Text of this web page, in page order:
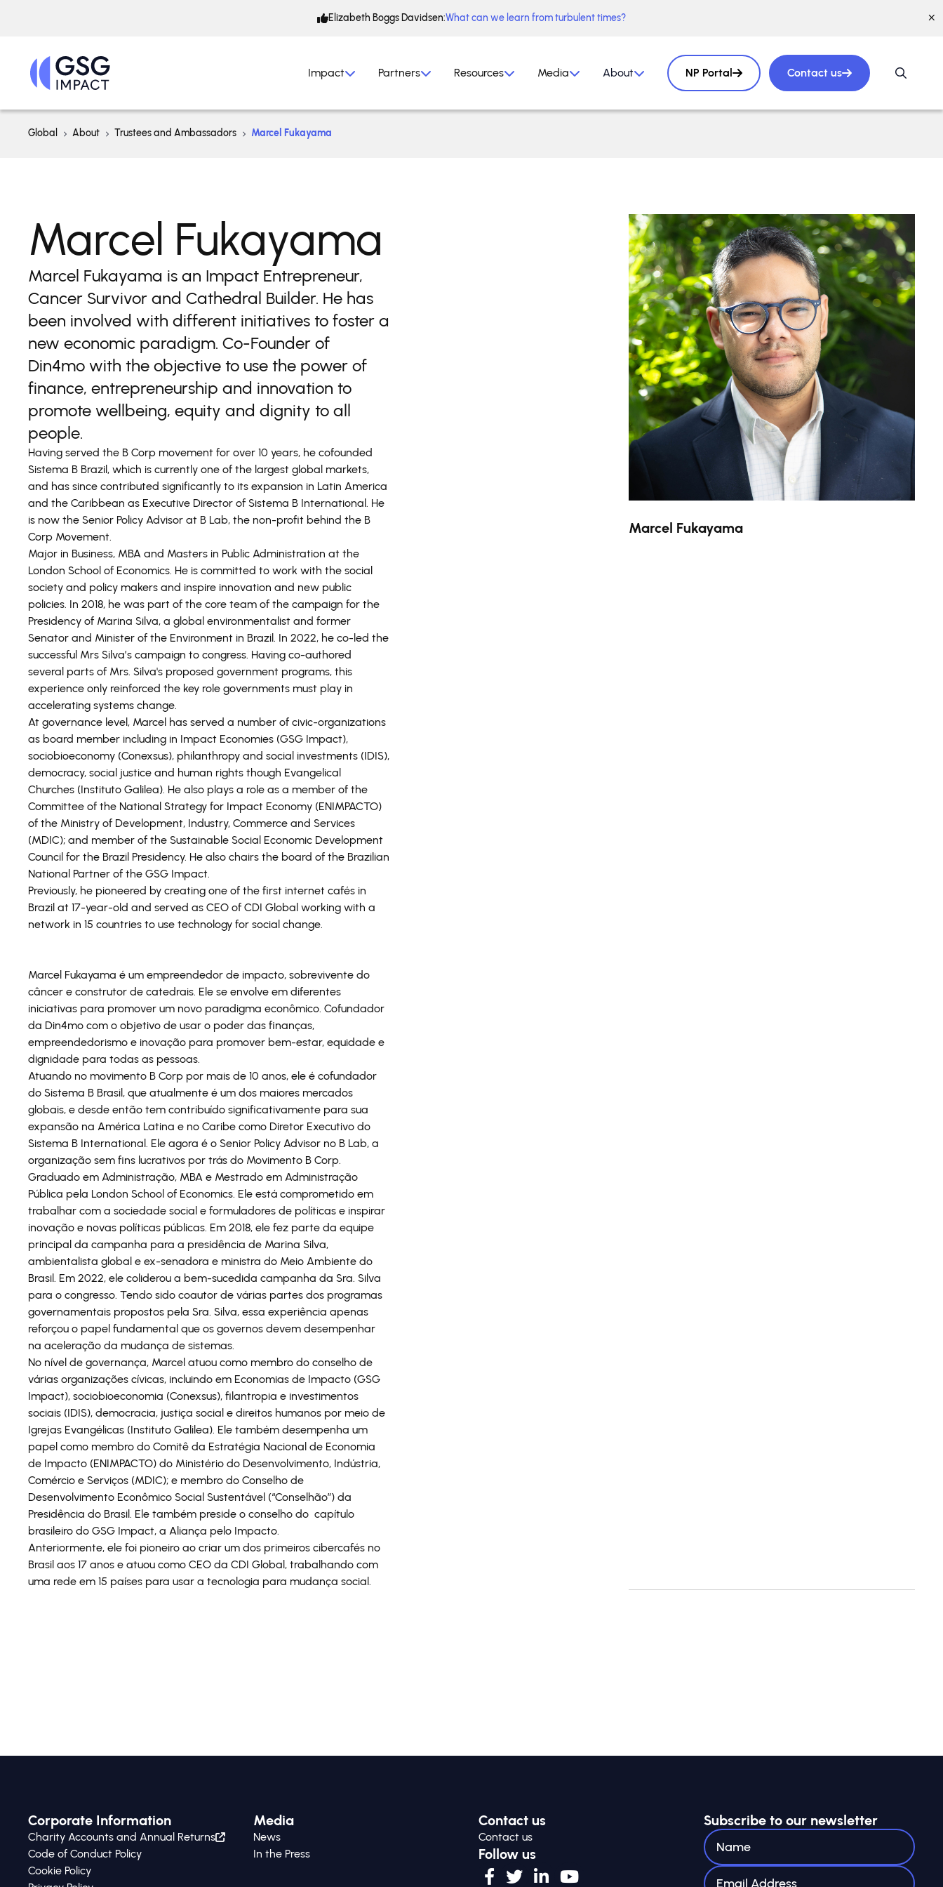
Elizabeth Boggs Davidsen:What can we learn from turbulent times?
Impact Partners Resources Media About NP Portal Contact us
Global About Trustees and Ambassadors Marcel Fukayama
Marcel Fukayama
Marcel Fukayama
Marcel Fukayama is an Impact Entrepreneur,
Cancer Survivor and Cathedral Builder. He has
been involved with different initiatives to foster a
new economic paradigm. Co-Founder of
Din4mo with the objective to use the power of
finance, entrepreneurship and innovation to
promote wellbeing, equity and dignity to all
people.
Having served the B Corp movement for over 10 years, he cofounded
Sistema B Brazil, which is currently one of the largest global markets,
and has since contributed significantly to its expansion in Latin America
and the Caribbean as Executive Director of Sistema B International. He
is now the Senior Policy Advisor at B Lab, the non-profit behind the B
Corp Movement.
Major in Business, MBA and Masters in Public Administration at the
London School of Economics. He is committed to work with the social
society and policy makers and inspire innovation and new public
policies. In 2018, he was part of the core team of the campaign for the
Presidency of Marina Silva, a global environmentalist and former
Senator and Minister of the Environment in Brazil. In 2022, he co-led the
successful Mrs Silva’s campaign to congress. Having co-authored
several parts of Mrs. Silva's proposed government programs, this
experience only reinforced the key role governments must play in
accelerating systems change.
At governance level, Marcel has served a number of civic-organizations
as board member including in Impact Economies (GSG Impact),
sociobioeconomy (Conexsus), philanthropy and social investments (IDIS),
democracy, social justice and human rights though Evangelical
Churches (Instituto Galilea). He also plays a role as a member of the
Committee of the National Strategy for Impact Economy (ENIMPACTO)
of the Ministry of Development, Industry, Commerce and Services
(MDIC); and member of the Sustainable Social Economic Development
Council for the Brazil Presidency. He also chairs the board of the Brazilian
National Partner of the GSG Impact.
Previously, he pioneered by creating one of the first internet cafés in
Brazil at 17-year-old and served as CEO of CDI Global working with a
network in 15 countries to use technology for social change.
Marcel Fukayama é um empreendedor de impacto, sobrevivente do
câncer e construtor de catedrais. Ele se envolve em diferentes
iniciativas para promover um novo paradigma econômico. Cofundador
da Din4mo com o objetivo de usar o poder das finanças,
empreendedorismo e inovação para promover bem-estar, equidade e
dignidade para todas as pessoas.
Atuando no movimento B Corp por mais de 10 anos, ele é cofundador
do Sistema B Brasil, que atualmente é um dos maiores mercados
globais, e desde então tem contribuído significativamente para sua
expansão na América Latina e no Caribe como Diretor Executivo do
Sistema B International. Ele agora é o Senior Policy Advisor no B Lab, a
organização sem fins lucrativos por trás do Movimento B Corp.
Graduado em Administração, MBA e Mestrado em Administração
Pública pela London School of Economics. Ele está comprometido em
trabalhar com a sociedade social e formuladores de políticas e inspirar
inovação e novas políticas públicas. Em 2018, ele fez parte da equipe
principal da campanha para a presidência de Marina Silva,
ambientalista global e ex-senadora e ministra do Meio Ambiente do
Brasil. Em 2022, ele coliderou a bem-sucedida campanha da Sra. Silva
para o congresso. Tendo sido coautor de várias partes dos programas
governamentais propostos pela Sra. Silva, essa experiência apenas
reforçou o papel fundamental que os governos devem desempenhar
na aceleração da mudança de sistemas.
No nível de governança, Marcel atuou como membro do conselho de
várias organizações cívicas, incluindo em Economias de Impacto (GSG
Impact), sociobioeconomia (Conexsus), filantropia e investimentos
sociais (IDIS), democracia, justiça social e direitos humanos por meio de
Igrejas Evangélicas (Instituto Galilea). Ele também desempenha um
papel como membro do Comitê da Estratégia Nacional de Economia
de Impacto (ENIMPACTO) do Ministério do Desenvolvimento, Indústria,
Comércio e Serviços (MDIC); e membro do Conselho de
Desenvolvimento Econômico Social Sustentável (“Conselhão”) da
Presidência do Brasil. Ele também preside o conselho do capítulo
brasileiro do GSG Impact, a Aliança pelo Impacto.
Anteriormente, ele foi pioneiro ao criar um dos primeiros cibercafés no
Brasil aos 17 anos e atuou como CEO da CDI Global, trabalhando com
uma rede em 15 países para usar a tecnologia para mudança social.
Corporate Information
Charity Accounts and Annual Returns
Code of Conduct Policy
Cookie Policy
Media
News
In the Press
Contact us
Contact us
Follow us
Subscribe to our newsletter